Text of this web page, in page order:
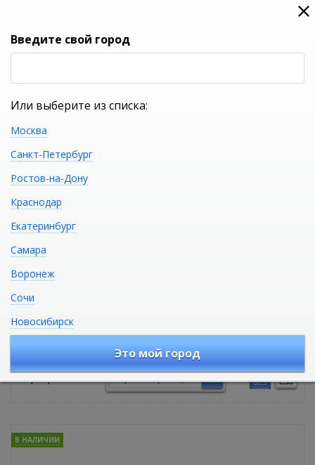
0
Верхние души
Сортировать по:
В НАЛИЧИИ
Введите свой город
Или выберите из списка:
Москва
Санкт-Петербург
Ростов-на-Дону
Краснодар
Екатеринбург
Самара
Воронеж
Сочи
Новосибирск
Это мой город